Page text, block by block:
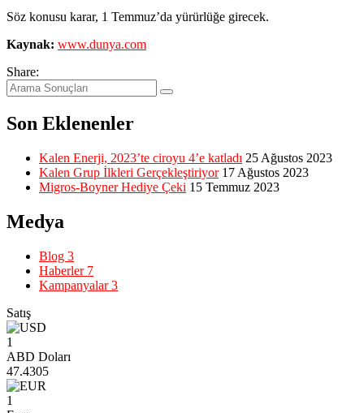
Söz konusu karar, 1 Temmuz’da yürürlüğe girecek.
Kaynak: www.dunya.com
Share:
Son Eklenenler
Kalen Enerji, 2023’te ciroyu 4’e katladı 25 Ağustos 2023
Kalen Grup İlkleri Gerçekleştiriyor 17 Ağustos 2023
Migros-Boyner Hediye Çeki 15 Temmuz 2023
Medya
Blog 3
Haberler 7
Kampanyalar3
Satış
1
ABD Doları
47.4305
1